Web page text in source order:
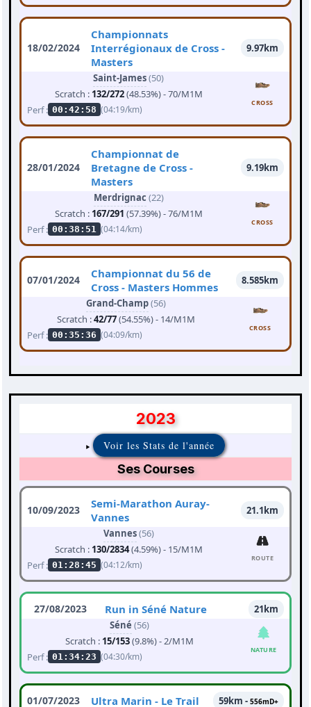
18/02/2024
Championnats
Interrégionaux de Cross -
Masters
9.97km
Saint-James(50)
Scratch : 132/272(48.53%) - 70/M1M
Perf : 00:42:58 (04:19/km)
CROSS
28/01/2024
Championnat de
Bretagne de Cross -
Masters
9.19km
Merdrignac (22)
Scratch : 167/291 (57.39%) - 76/M1M
Perf : 00:38:51 (04:14/km)
CROSS
07/01/2024
Championnat du 56 de
Cross - Masters Hommes
8.585km
Grand-Champ(56)
Scratch :42/77(54.55%) - 14/M1M
Perf : 00:35:36 (04:09/km)
CROSS
2023
Voir les Stats de l'année
Ses Courses
10/09/2023
Semi-Marathon Auray-
Vannes
21.1km
Vannes(56)
Scratch : 130/2834(4.59%) - 15/M1M
Perf : 01:28:45 (04:12/km)
ROUTE
27/08/2023 Run in Séné Nature
21km
Séné (56)
Scratch : 15/153(9.8%) - 2/M1M
Perf : 01:34:23 (04:30/km)
NATURE
01/07/2023 Ultra Marin - Le Trail 59km - 556mD+